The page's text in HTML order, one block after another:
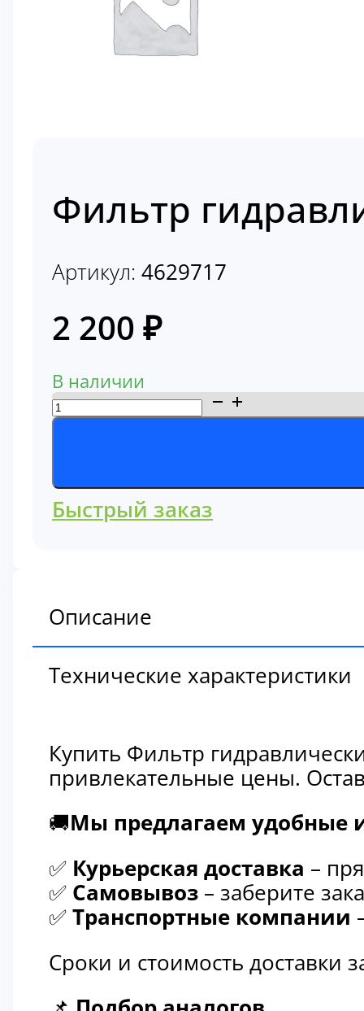
Фильтр
Артикул: 4629717
2 200 ₽
В наличии
Количество
товара
гидравлический
линии
упраления,
Быстрый заказ
Описание
Технические характеристики
Купить Фильтр
привлекательные цены.
🚚Мы предлагаем удобные
✅ Курьерская доставка –
✅ Самовывоз – заберите
✅ Транспортные компании
Сроки и стоимость доставки